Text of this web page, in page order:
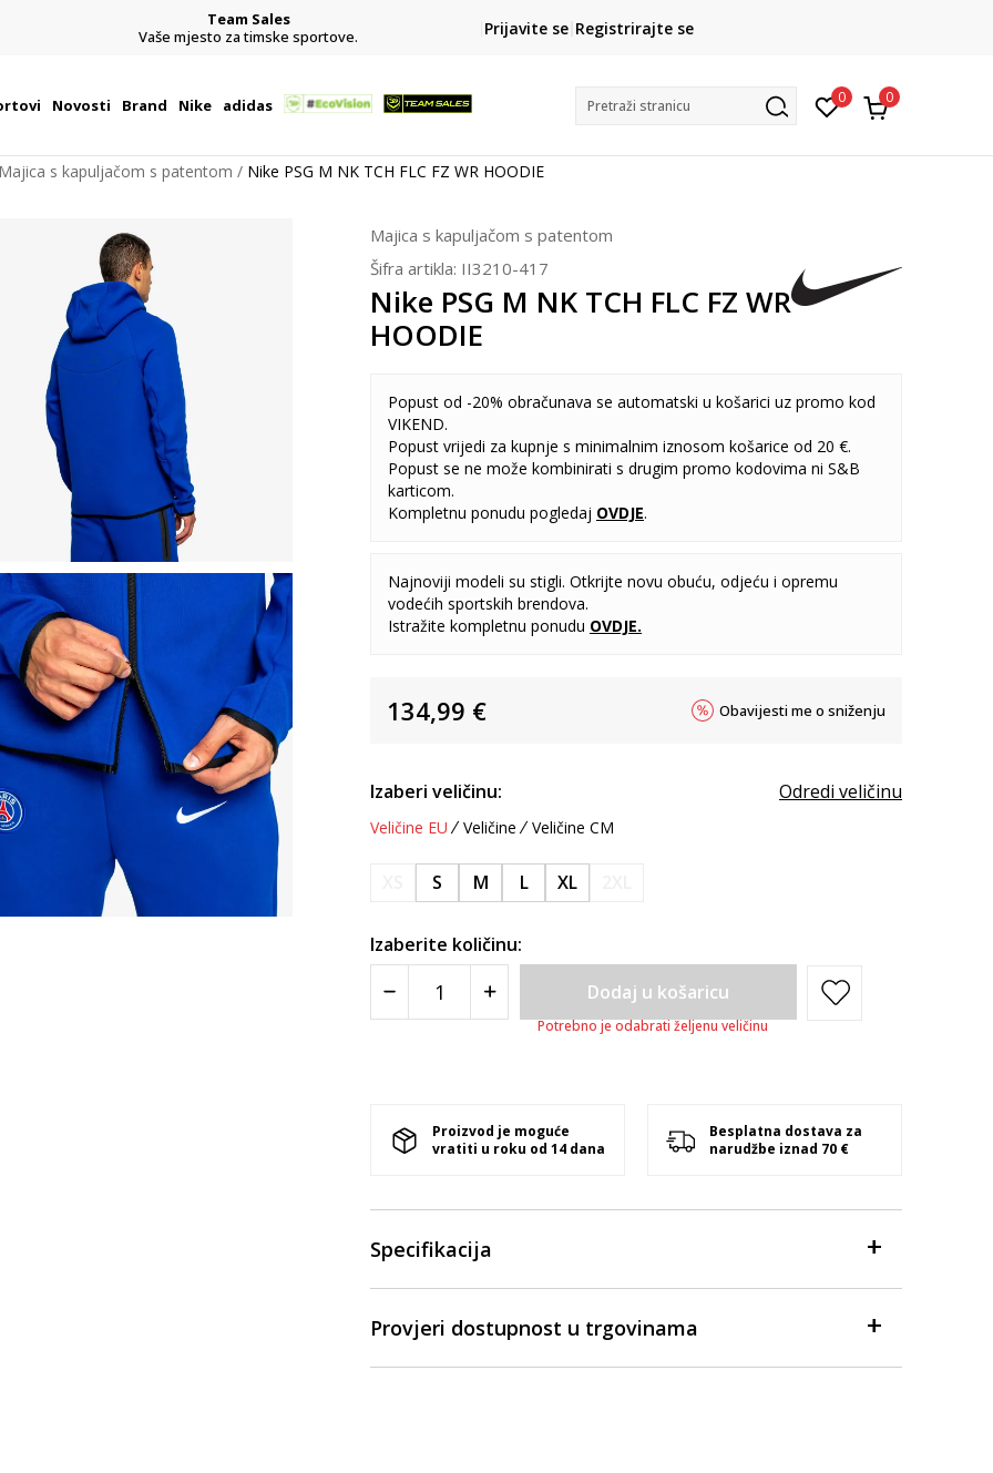
Team Sales
Vaše mjesto za timske sportove.
CLICK& COLLECT
besplatno preuzimanje u trgovini
Prijavite se Registrirajte se
Novosti Brand Nike adidas Pretraži stranicu 0 0
Majica s kapuljačom s patentom Nike PSG M NK TCH FLC FZ WR HOODIE
Majica s kapuljačom s patentom
Šifra artikla: II3210-417
Nike PSG M NK TCH FLC FZ WR
HOODIE
Popust od -20% obračunava se automatski u košarici uz promo kod
VIKEND.
Popust vrijedi za kupnje s minimalnim iznosom košarice od 20 €.
Popust se ne može kombinirati s drugim promo kodovima ni S&B
karticom.
Kompletnu ponudu pogledaj OVDJE.
Najnoviji modeli su stigli. Otkrijte novu obuću, odjeću i opremu
vodećih sportskih brendova.
Istražite kompletnu ponudu OVDJE.
134,99 € Obavijesti me o sniženju
Izaberi veličinu: Odredi veličinu
Veličine EU Veličine Veličine CM
S M L XL
Izaberite količinu:
Dodaj u košaricu
Potrebno je odabrati željenu veličinu
Proizvod je moguće
vratiti u roku od 14 dana
Besplatna dostava za
narudžbe iznad 70 €
Specifikacija
Provjeri dostupnost u trgovinama